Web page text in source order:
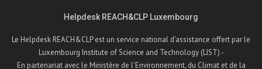
Helpdesk REACH&CLP Luxembourg
Le Helpdesk REACH&CLP est un service national d'assistance offert par le
Luxembourg Institute of Science and Technology (LIST) -
En partenariat avec le Ministère de l'Environnement, du Climat et de la